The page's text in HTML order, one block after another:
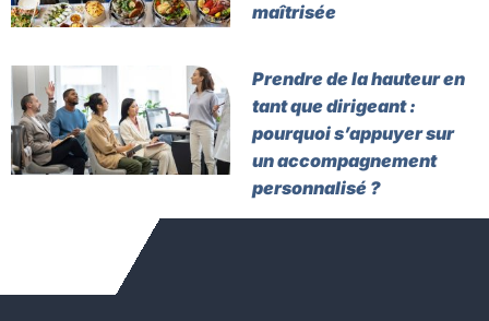
maîtrisée
Prendre de la hauteur en
tant que dirigeant :
pourquoi s’appuyer sur
un accompagnement
personnalisé ?